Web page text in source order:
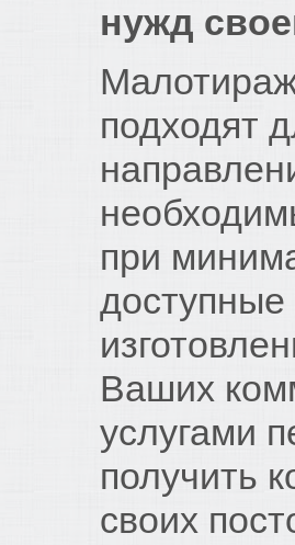
нужд
подходят
при
Ваших
услугами
получить
своих